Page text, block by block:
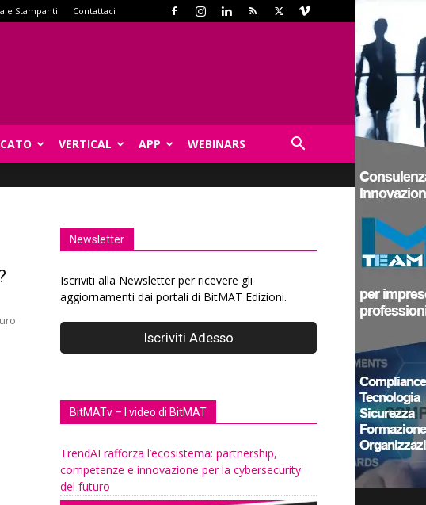
Stampanti Contattaci
VERTICAL APP WEBINARS
Newsletter
Iscriviti alla Newsletter per ricevere gli
aggiornamenti dai portali di BitMAT Edizioni.
BitMATv – I video di BitMAT
TrendAI rafforza l’ecosistema: partnership,
competenze e innovazione per la cybersecurity
del futuro